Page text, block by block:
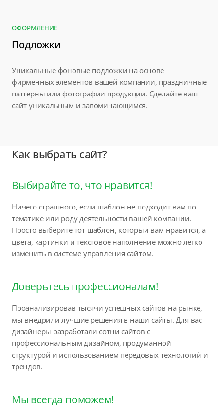
ОФОРМЛЕНИЕ
Подложки
Уникальные фоновые подложки на основе
фирменных элементов вашей компании, праздничные
паттерны или фотографии продукции. Сделайте ваш
сайт уникальным и запоминающимся.
Как выбрать сайт?
Выбирайте то, что нравится!
Ничего страшного, если шаблон не подходит вам по
тематике или роду деятельности вашей компании.
Просто выберите тот шаблон, который вам нравится, а
цвета, картинки и текстовое наполнение можно легко
изменить в системе управления сайтом.
Доверьтесь профессионалам!
Проанализировав тысячи успешных сайтов на рынке,
мы внедрили лучшие решения в наши сайты. Для вас
дизайнеры разработали сотни сайтов с
профессиональным дизайном, продуманной
структурой и использованием передовых технологий и
трендов.
Мы всегда поможем!